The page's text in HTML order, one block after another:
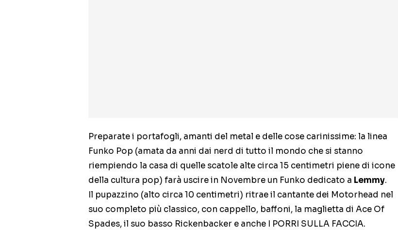
Preparate i portafogli, amanti del metal e delle cose carinissime: la linea
Funko Pop (amata da anni dai nerd di tutto il mondo che si stanno
riempiendo la casa di quelle scatole alte circa 15 centimetri piene di icone
della cultura pop) farà uscire in Novembre un Funko dedicato a Lemmy.
Il pupazzino (alto circa 10 centimetri) ritrae il cantante dei Motorhead nel
suo completo più classico, con cappello, baffoni, la maglietta di Ace Of
Spades, il suo basso Rickenbacker e anche I PORRI SULLA FACCIA.